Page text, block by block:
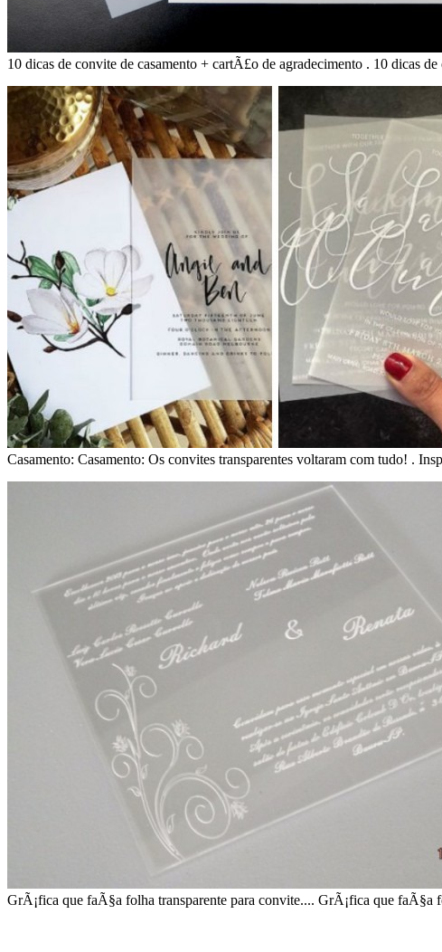
10 dicas de convite de casamento + cartÃ£o de agradecimento . 10 dicas
Casamento: Casamento: Os convites transparentes voltaram com tudo! .
GrÃ¡fica que faÃ§a folha transparente para convite.... GrÃ¡fica que faÃ§a